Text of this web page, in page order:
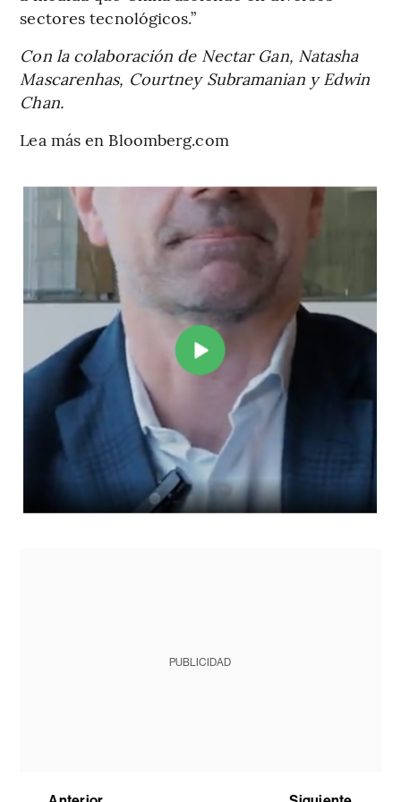
sectores tecnológicos.”
Con la colaboración de Nectar Gan, Natasha
Mascarenhas, Courtney Subramanian y Edwin
Chan.
Lea más en Bloomberg.com
PUBLICIDAD